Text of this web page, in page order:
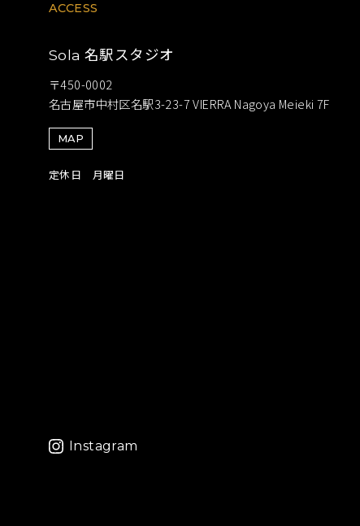
ACCESS
Sola 名駅スタジオ
〒450-0002
名古屋市中村区名駅3-23-7 VIERRA Nagoya Meieki 7F
MAP
定休日 月曜日
Instagram